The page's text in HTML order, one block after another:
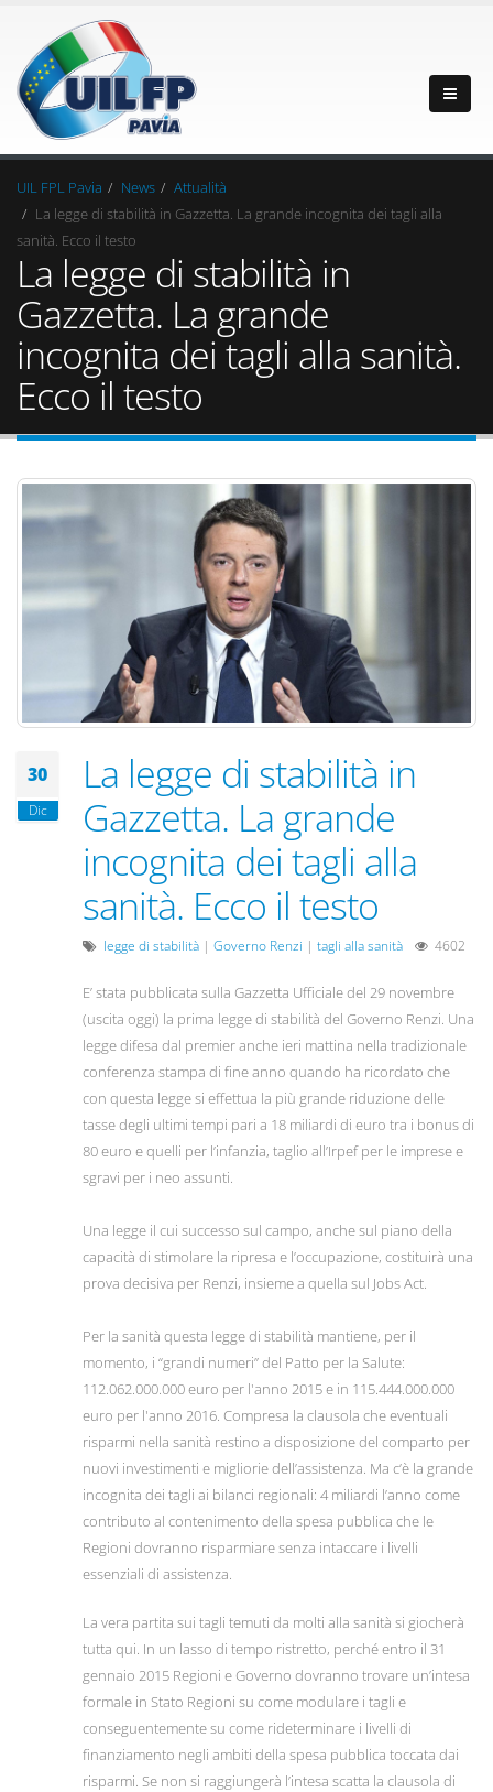
UIL FPL Pavia News
Attualità
La legge di stabilità in Gazzetta. La grande incognita dei tagli alla
sanità. Ecco il testo
La legge di stabilità in
Gazzetta. La grande
incognita dei tagli alla sanità.
Ecco il testo
30
Dic
La legge di stabilità in
Gazzetta. La grande
incognita dei tagli alla
sanità. Ecco il testo
legge di stabilità | Governo Renzi | tagli alla sanità 4602
E’ stata pubblicata sulla Gazzetta Ufficiale del 29 novembre
(uscita oggi) la prima legge di stabilità del Governo Renzi. Una
legge difesa dal premier anche ieri mattina nella tradizionale
conferenza stampa di fine anno quando ha ricordato che
con questa legge si effettua la più grande riduzione delle
tasse degli ultimi tempi pari a 18 miliardi di euro tra i bonus di
80 euro e quelli per l’infanzia, taglio all’Irpef per le imprese e
sgravi per i neo assunti.
Una legge il cui successo sul campo, anche sul piano della
capacità di stimolare la ripresa e l’occupazione, costituirà una
prova decisiva per Renzi, insieme a quella sul Jobs Act.
Per la sanità questa legge di stabilità mantiene, per il
momento, i “grandi numeri” del Patto per la Salute:
112.062.000.000 euro per l'anno 2015 e in 115.444.000.000
euro per l'anno 2016. Compresa la clausola che eventuali
risparmi nella sanità restino a disposizione del comparto per
nuovi investimenti e migliorie dell’assistenza. Ma c’è la grande
incognita dei tagli ai bilanci regionali: 4 miliardi l’anno come
contributo al contenimento della spesa pubblica che le
Regioni dovranno risparmiare senza intaccare i livelli
essenziali di assistenza.
La vera partita sui tagli temuti da molti alla sanità si giocherà
tutta qui. In un lasso di tempo ristretto, perché entro il 31
gennaio 2015 Regioni e Governo dovranno trovare un’intesa
formale in Stato Regioni su come modulare i tagli e
conseguentemente su come rideterminare i livelli di
finanziamento negli ambiti della spesa pubblica toccata dai
risparmi. Se non si raggiungerà l’intesa scatta la clausola di